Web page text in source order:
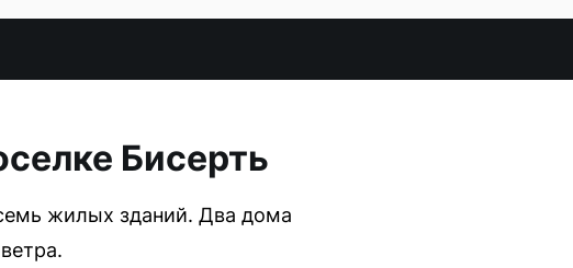
Бисерть
жилых зданий. Два дома